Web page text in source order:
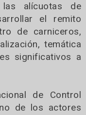
las alícuotas de
el remito
de carniceros,
temática
significativos a
de Control
de los actores